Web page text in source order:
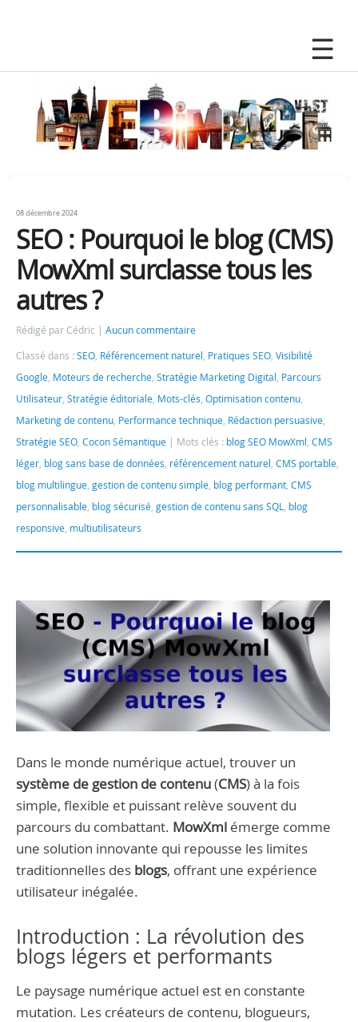
08 décembre 2024
SEO : Pourquoi le blog (CMS)
MowXml surclasse tous les
autres ?
Rédigé par Cédric Aucun commentaire
Classé dans : SEO, Référencement naturel , Pratiques SEO, Visibilité
Google, Moteurs de recherche, Stratégie Marketing Digital , Parcours
Utilisateur, Stratégie éditoriale, Mots-clés, Optimisation contenu,
Marketing de contenu, Performance technique, Rédaction persuasive,
Stratégie SEO, Cocon Sémantique Mots clés : blog SEO MowXml , CMS
léger, blog sans base de données, référencement naturel , CMS portable,
blog multilingue, gestion de contenu simple, blog performant, CMS
personnalisable, blog sécurisé, gestion de contenu sans SQL, blog
responsive, multiutilisateurs
Dans le monde numérique actuel, trouver un
système de gestion de contenu(CMS) à la fois
simple, flexible et puissant relève souvent du
parcours du combattant. MowXml émerge comme
une solution innovante qui repousse les limites
traditionnelles des blogs, offrant une expérience
utilisateur inégalée.
Introduction : La révolution des
blogs légers et performants
Le paysage numérique actuel est en constante
mutation. Les créateurs de contenu, blogueurs,